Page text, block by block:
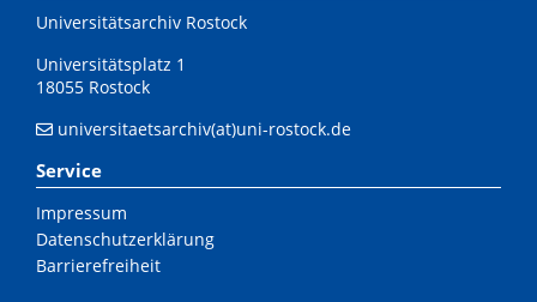
Universitätsarchiv Rostock
Universitätsplatz 1
18055 Rostock
universitaetsarchiv(at)uni-rostock.de
Service
Impressum
Datenschutzerklärung
Barrierefreiheit